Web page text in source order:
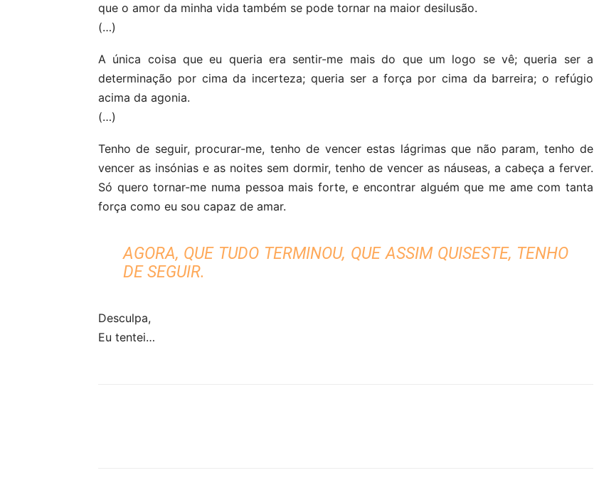
que o amor da minha vida também se pode tornar na maior desilusão.
(…)
A única coisa que eu queria era sentir-me mais do que um logo se vê; queria ser a
determinação por cima da incerteza; queria ser a força por cima da barreira; o refúgio
acima da agonia.
(…)
Tenho de seguir, procurar-me, tenho de vencer estas lágrimas que não param, tenho de
vencer as insónias e as noites sem dormir, tenho de vencer as náuseas, a cabeça a ferver.
Só quero tornar-me numa pessoa mais forte, e encontrar alguém que me ame com tanta
força como eu sou capaz de amar.
AGORA, QUE TUDO TERMINOU, QUE ASSIM QUISESTE, TENHO
DE SEGUIR.
Desculpa,
Eu tentei…